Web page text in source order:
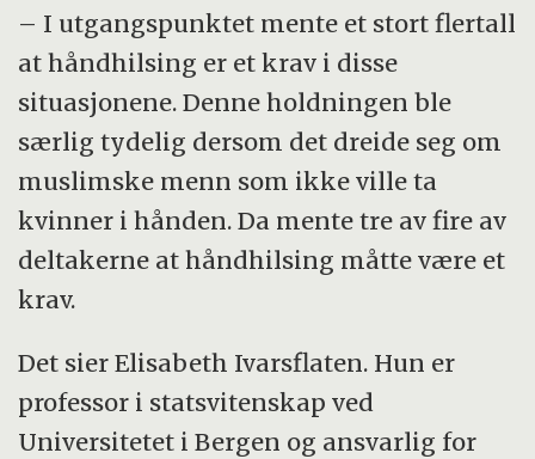
– I utgangspunktet mente et stort flertall
at håndhilsing er et krav i disse
situasjonene. Denne holdningen ble
særlig tydelig dersom det dreide seg om
muslimske menn som ikke ville ta
kvinner i hånden. Da mente tre av fire av
deltakerne at håndhilsing måtte være et
krav.
Det sier Elisabeth Ivarsflaten. Hun er
professor i statsvitenskap ved
Universitetet i Bergen og ansvarlig for